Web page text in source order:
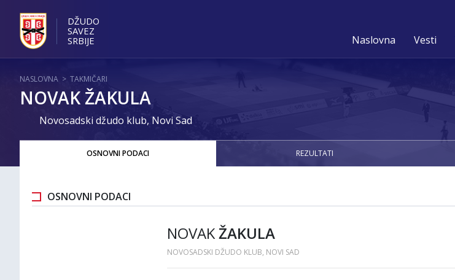
DŽUDO
SAVEZ
SRBIJE
Naslovna Vesti
NASLOVNA > TAKMIČARI
NOVAK ŽAKULA
Novosadski džudo klub, Novi Sad
OSNOVNI PODACI REZULTATI
OSNOVNI PODACI
NOVAKŽAKULA
NOVOSADSKI DŽUDO KLUB, NOVI SAD